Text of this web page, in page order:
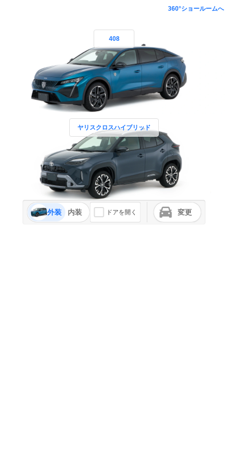
360°ショールームへ
408
ヤリスクロスハイブリッド
外装 内装 ドアを開く 変更